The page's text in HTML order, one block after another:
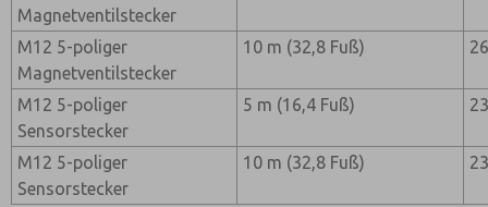
Magnetventilstecker
M12 5-poliger
Magnetventilstecker
10 m (32,8 Fuß)
M12 5-poliger
Sensorstecker
5 m (16,4 Fuß)
M12 5-poliger
Sensorstecker
10 m (32,8 Fuß)